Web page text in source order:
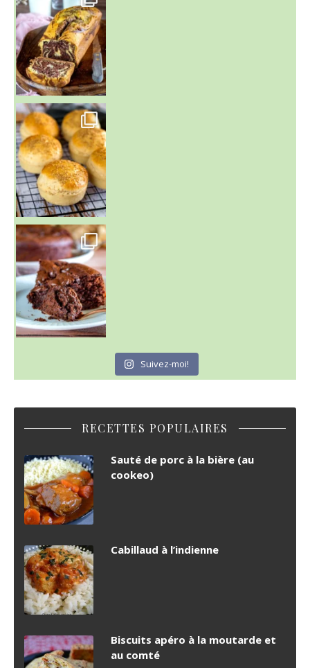
~ BUNS MAISON ~
Un peu de boulange par ici au
~ GÂTEAU FONDANT CHOCO NOISETTE ~
C'est lundi
Suivez-moi!
RECETTES POPULAIRES
Sauté de porc à la bière (au
cookeo)
Cabillaud à l’indienne
Biscuits apéro à la moutarde et
au comté